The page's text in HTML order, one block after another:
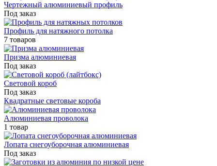
Чертежный алюминиевый профиль
Под заказ
Профиль для натяжного потолка
7 товаров
Призма алюминиевая
Под заказ
Световой короб
Под заказ
Квадратные световые короба
Алюминиевая проволока
1 товар
Лопата снегоуборочная алюминиевая
Под заказ